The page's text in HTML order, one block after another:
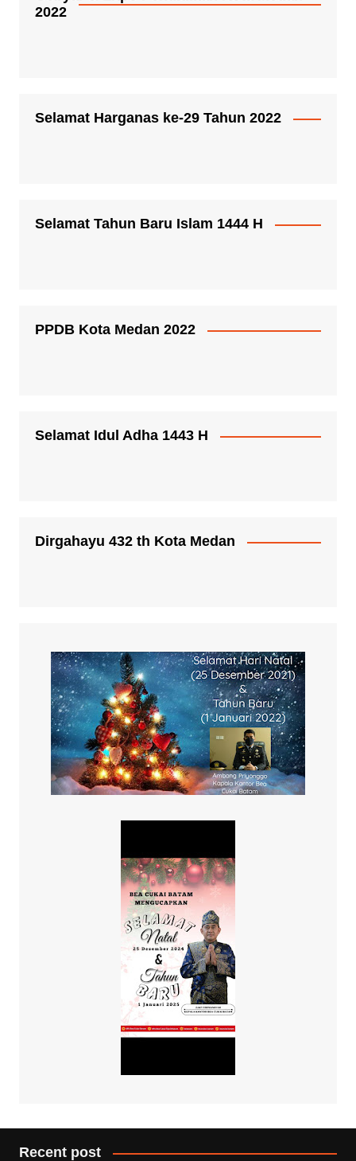
2022
Selamat Harganas ke-29 Tahun 2022
Selamat Tahun Baru Islam 1444 H
PPDB Kota Medan 2022
Selamat Idul Adha 1443 H
Dirgahayu 432 th Kota Medan
Recent post